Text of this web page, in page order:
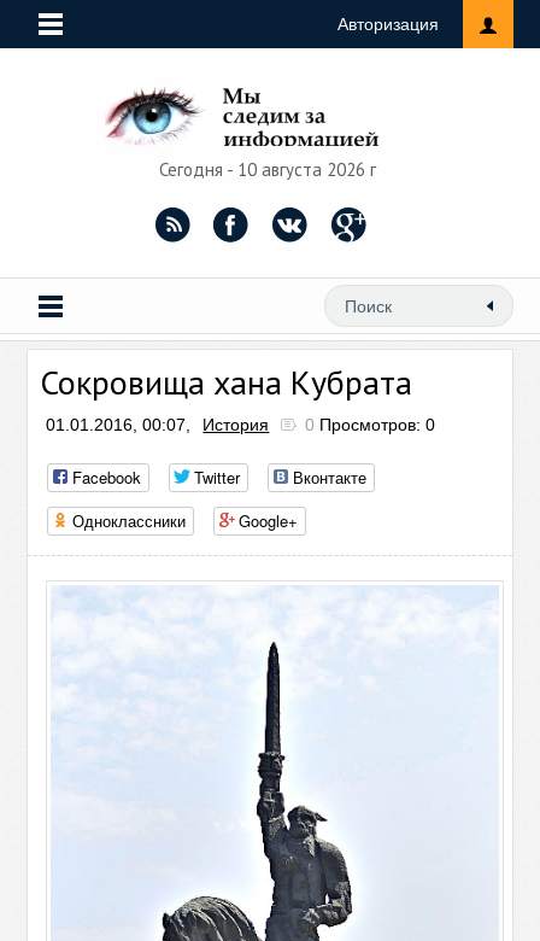
Авторизация
Сегодня - 10 августа 2026 г
Сокровища хана Кубрата
01.01.2016, 00:07, История 0 Просмотров: 0
Facebook Twitter
Вконтакте
Одноклассники
Google+